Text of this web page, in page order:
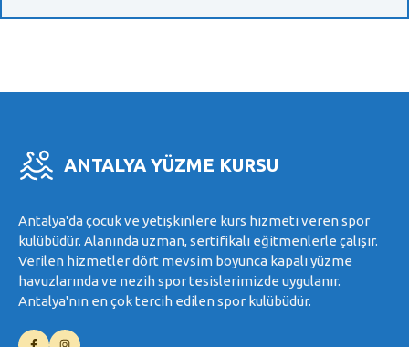
ANTALYA YÜZME KURSU
Antalya'da çocuk ve yetişkinlere kurs hizmeti veren spor
kulübüdür. Alanında uzman, sertifikalı eğitmenlerle çalışır.
Verilen hizmetler dört mevsim boyunca kapalı yüzme
havuzlarında ve nezih spor tesislerimizde uygulanır.
Antalya'nın en çok tercih edilen spor kulübüdür.